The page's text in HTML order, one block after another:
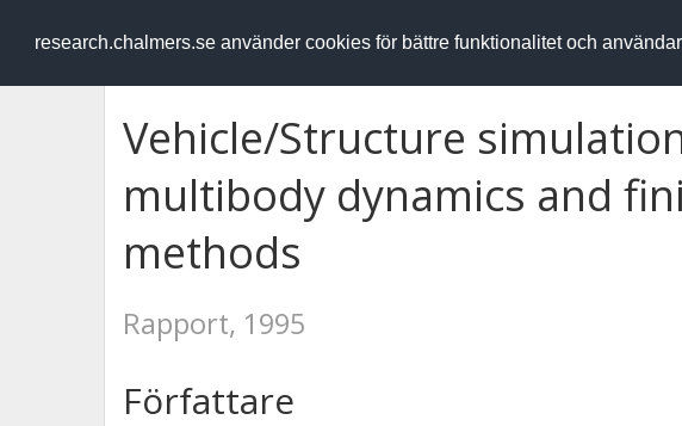
research.chalmers.se använder cookies för bättre funktionalitet och
RESEARCH.chalmers.se
Vehicle/Structure
multibody dynamics and
methods
Rapport, 1995
Författare